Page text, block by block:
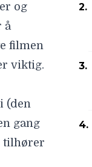
og
å
filmen
viktig.
(den
gang
tilhører